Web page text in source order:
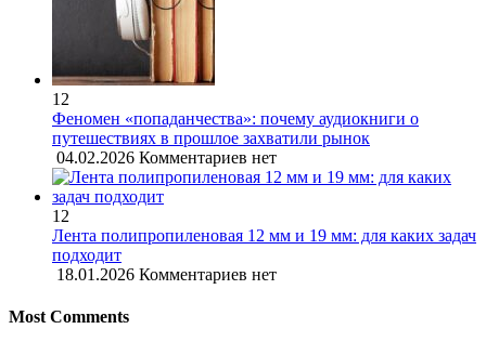
12
Феномен «попаданчества»: почему аудиокниги о
путешествиях в прошлое захватили рынок
04.02.2026 Комментариев нет
12
Лента полипропиленовая 12 мм и 19 мм: для каких задач
подходит
18.01.2026 Комментариев нет
Most Comments